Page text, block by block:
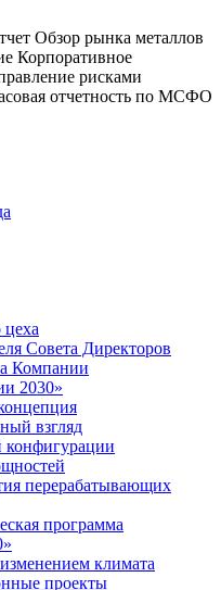
Обзор рынка металлов
Корпоративное
рисками
отчетность по МСФО
Совета Директоров
Компании
2030»
взгляд
конфигурации
перерабатывающих
программа
климата
проекты